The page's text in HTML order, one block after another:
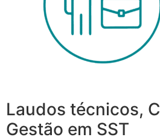
Laudos técnicos,
Gestão em SST